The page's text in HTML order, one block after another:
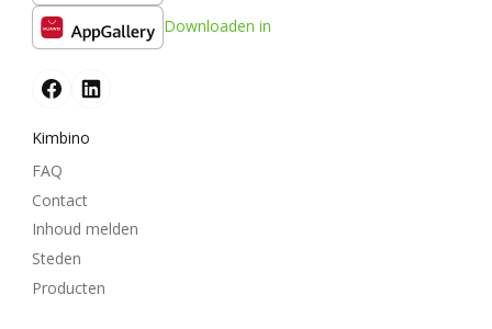
Downloaden in
Kimbino
FAQ
Contact
Inhoud melden
Steden
Producten